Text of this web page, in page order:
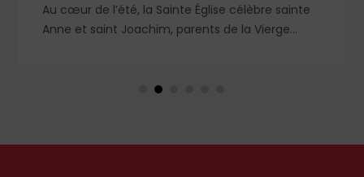
Au cœur de l’été, la Sainte Église célèbre sainte
Anne et saint Joachim, parents de la Vierge
en Orient qu’en Occident, célèbre par sa piété